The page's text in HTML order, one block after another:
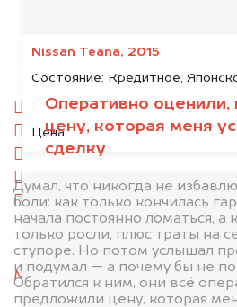
Nissan Teana, 2015
Состояние: Кредитное,
Цена:
Оперативно
цену, которая меня
сделку
Думал, что никогда не
боли: как только кончилась
начала постоянно ломаться,
только росли, плюс траты на
ступоре. Но потом услышал
и подумал — а почему бы не
Обратился к ним, они всё
предложили цену, которая
1. Сфотографируйте машину:
спереди
сзади
слева
салон
2. Отправьте фотографии на
+79584983298 по
MAXили на электронную
info@dorogo.online